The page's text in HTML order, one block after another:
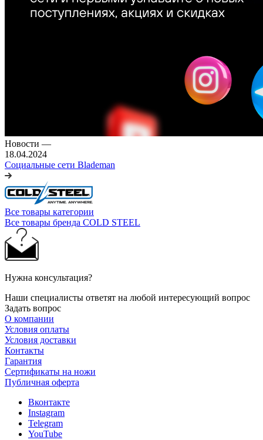
Новости —
18.04.2024
Социальные сети Blademan
Все товары категории
Все товары бренда COLD STEEL
Нужна консультация?
Наши специалисты ответят на любой интересующий вопрос
Задать вопрос
О компании
Условия оплаты
Условия доставки
Контакты
Гарантия
Сертификаты на ножи
Публичная оферта
Вконтакте
Instagram
Telegram
YouTube